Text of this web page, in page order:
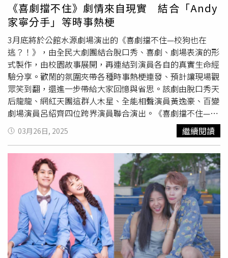
家人注意與關心的悲傷事實。這些高齡竊盜者不是沒有錢，
也根本不需要這些商品，他們只是希望藉由自己微小的犯罪
行為，勞動警方幫忙聯絡遠方的家人或子女，讓他們回來看
看自己⋯⋯真的，如果人們活到高齡，所期待的只是平原般
恬靜穩定的生活，那這些隱藏著的犯罪陷阱，就像是平原地
上見不著的沼澤窟窿，讓高齡者平靜的安養生活出現重大的
危機與變數。人都會老，你希望自己的老後，是在監獄裡度
過嗎？本文來源：《他們就是我們》，圓神出版【延伸閱
讀】「 心靈課程」非「心理諮商」！ 專家提醒：小心造成
二次傷害人比人氣死人！追求「自我提升」卻陷入倦怠？心
理師授「3招」克服！
https://www.healthnews.com.tw/readnews.php?
id=64725
惑。（圖／社會now什麼提供）廖哲毅進一步批評，這類課
程最令人震驚的是，當學員無法支付高額費用時，竟被要求
「去借錢」，美其名為對自我的決心。最後黃豪平也強調，
真正能陪伴人走出低潮、走向成長的，絕非打擊個人自尊與
價值的團體或話術，心靈已脆弱時，還持續打碎你的人，絕
不是關心你的人。
《喜劇擋不住》劇情來自現實 結合「Andy
家寧分手」等時事熱梗
3月底將於公館水源劇場演出的《喜劇擋不住—校狗也在
逃？！》，由全民大劇團結合脫口秀、喜劇、劇場表演的形
式製作，由校園故事展開，再連結到演員各自的真實生命經
驗分享。歡鬧的氛圍夾帶各種時事熱梗連發、預計讓現場觀
眾笑到翻，還進一步帶給大家回憶與省思。該劇由脫口秀天
后龍龍、網紅天團這群人木星、全能相聲演員黃逸豪、百變
劇場演員呂紹齊四位跨界演員聯合演出。《喜劇擋不住—校
狗也在逃？！》發想自現代的教育亂象，少子化、大學退
場，學校為了招生派老師下海抓學生註冊，但學生各種搗
收服他們、又不至於讓註冊率下滑。沒想到這些劇情來自現
實「我還去監獄上過課」、「這些片段都是真的」、「當時
很痛苦，但現在回想很好笑」，崩潰的教學生涯激發編導謝
念祖創作魂，將自身真實故事放進劇場表演，盼那段經歷搏
君一笑。《喜劇擋不住—校狗也在逃？！》3月28～30日將
於公館水源劇場演出。（圖／全民大劇團提供）劇情更由木
星、龍龍、黃逸豪、呂紹齊共同創作，挖掘演員生涯中，最
不堪又最荒謬的經驗融入劇情當中，並銜接校園情境喜劇成
03月26日, 2025 繼續閱讀